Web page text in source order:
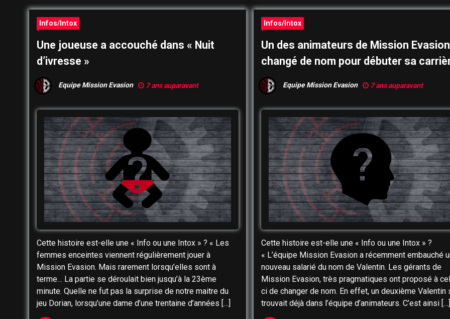
Infos/Intox
Une joueuse a accouché dans « Nuit
d’ivresse »
Equipe Mission Evasion 7 ans auparavant
Cette histoire est-elle une « Info ou une Intox » ? « Les
femmes enceintes viennent régulièrement jouer à
Mission Evasion. Mais rarement lorsqu’elles sont à
terme… La partie se déroulait bien jusqu’à la 23ème
minute. Quelle ne fut pas la surprise de notre maitre du
jeu Dorian, lorsqu’une dame d’une trentaine d’années […]
Infos/Intox
Un des animateurs de Mission
changé de nom pour débuter sa
Equipe Mission Evasion 7 ans auparavant
Cette histoire est-elle une « Info ou une Intox » ?
« L’équipe Mission Evasion a récemment embauché
nouveau salarié du nom de Valentin. Les gérants de
Mission Evasion, très pragmatiques ont proposé à
ci de changer de nom. En effet, un deuxième Valentin
trouvait déjà dans l’équipe d’animateurs. C’est ainsi […]